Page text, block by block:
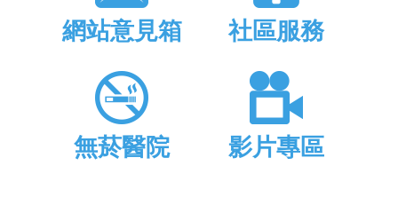
網站意見箱 社區服務
無菸醫院 影片專區